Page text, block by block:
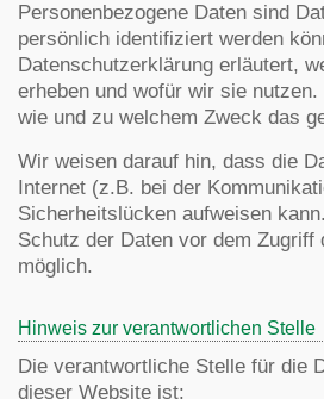
Personenbezogene Daten sind
persönlich identifiziert werden
Datenschutzerklärung erläutert,
erheben und wofür wir sie
wie und zu welchem Zweck das
Wir weisen darauf hin, dass die
Internet (z.B. bei der
Sicherheitslücken aufweisen
Schutz der Daten vor dem
möglich.
Hinweis zur verantwortlichen Stelle
Die verantwortliche Stelle für die
dieser Website ist: